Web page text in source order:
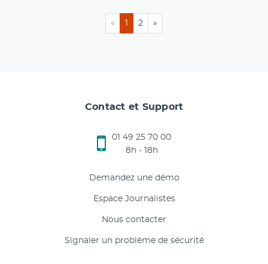
« 2 »
Contact et Support
01 49 25 70 00
8h - 18h
Demandez une démo
Espace Journalistes
Nous contacter
Signaler un problème de sécurité